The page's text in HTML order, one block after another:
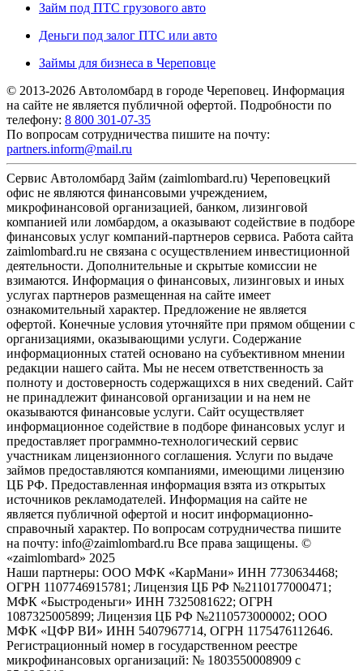
Займ под ПТС грузового авто
Деньги под залог ПТС или авто
Займы для бизнеса в Череповце
© 2013-2026 Автоломбард в городе Череповец. Информация
на сайте не является публичной офертой. Подробности по
телефону: 8 800 301-07-35
По вопросам сотрудничества пишите на почту:
partners.inform@mail.ru
Сервис Автоломбард Займ (zaimlombard.ru) Череповецкий
офис не являются финансовыми учреждением,
микрофинансовой организацией, банком, лизинговой
компанией или ломбардом, а оказывают содействие в подборе
финансовых услуг компаний-партнеров сервиса. Работа сайта
zaimlombard.ru не связана с осуществлением инвестиционной
деятельности. Дополнительные и скрытые комиссии не
взимаются. Информация о финансовых, лизинговых и иных
услугах партнеров размещенная на сайте имеет
ознакомительный характер. Предложение не является
офертой. Конечные условия уточняйте при прямом общении с
организациями, оказывающими услуги. Содержание
информационных статей основано на субъективном мнении
редакции нашего сайта. Мы не несем ответственность за
полноту и достоверность содержащихся в них сведений. Сайт
не принадлежит финансовой организации и на нем не
оказываются финансовые услуги. Сайт осуществляет
информационное содействие в подборе финансовых услуг и
предоставляет программно-технологический сервис
участникам лицензионного соглашения. Услуги по выдаче
займов предоставляются компаниями, имеющими лицензию
ЦБ РФ. Предоставленная информация взята из открытых
источников рекламодателей. Информация на сайте не
является публичной офертой и носит информационно-
справочный характер. По вопросам сотрудничества пишите
на почту: info@zaimlombard.ru Все права защищены. ©
«zaimlombard» 2025
Наши партнеры: ООО МФК «КарМани» ИНН 7730634468;
ОГРН 1107746915781; Лицензия ЦБ РФ №2110177000471;
МФК «Быстроденьги» ИНН 7325081622; ОГРН
1087325005899; Лицензия ЦБ РФ №2110573000002; ООО
МФК «ЦФР ВИ» ИНН 5407967714, ОГРН 1175476112646.
Регистрационный номер в государственном реестре
микрофинансовых организаций: № 1803550008909 с